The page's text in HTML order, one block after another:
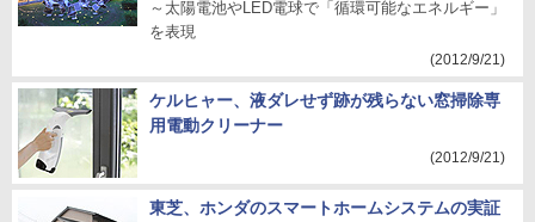
～太陽電池やLED電球で「循環可能なエネルギー」
を表現
(2012/9/21)
ケルヒャー、液ダレせず跡が残らない窓掃除専
用電動クリーナー
(2012/9/21)
東芝、ホンダのスマートホームシステムの実証